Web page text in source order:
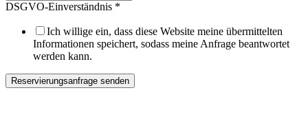
DSGVO-Einverständnis *
Ich willige ein, dass diese Website meine übermittelten
Informationen speichert, sodass meine Anfrage beantwortet
werden kann.
Reservierungsanfrage senden